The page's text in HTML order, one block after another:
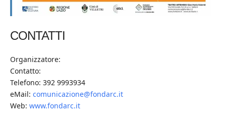
CONTATTI
Organizzatore:
Contatto:
Telefono: 392 9993934
eMail: comunicazione@fondarc.it
Web: www.fondarc.it